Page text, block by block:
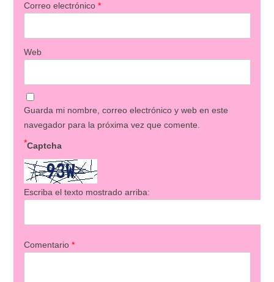
Correo electrónico *
Web
Guarda mi nombre, correo electrónico y web en este
navegador para la próxima vez que comente.
Captcha
*
Escriba el texto mostrado arriba:
Comentario *